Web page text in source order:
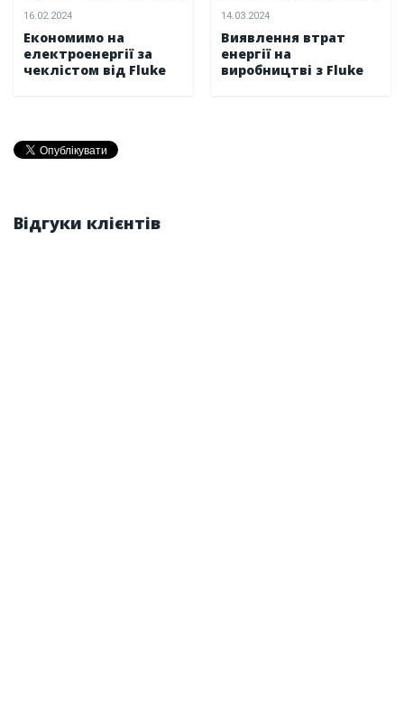
16.02.2024
Економимо на
електроенергії за
чеклістом від Fluke
14.03.2024
Виявлення втрат
енергії на
виробництві з Fluke
Відгуки клієнтів